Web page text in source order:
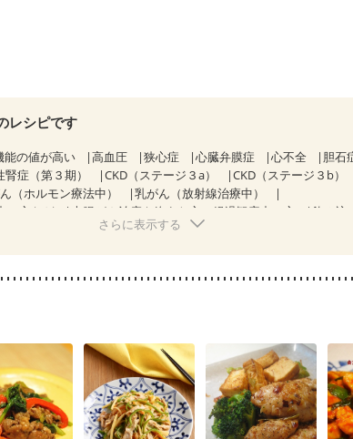
レシピです
能の値が高い 高血圧 狭心症 心臓弁膜症 心不全
胆石
症（第３期） CKD（ステージ３a） CKD（ステージ３b）
（ホルモン療法中）
乳がん（放射線治療中）
の方など
大腸がん治療を終えた方・経過観察中の方
飲み込
骨粗しょう症 関節リウマチ
さらに表示する